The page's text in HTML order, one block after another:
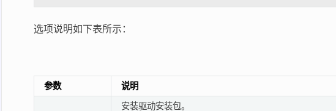
选项说明如下表所示：
参数 说明
安装驱动安装包。